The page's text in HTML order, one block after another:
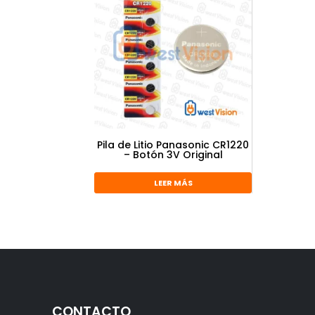
Pila de Litio Panasonic CR1220
– Botón 3V Original
LEER MÁS